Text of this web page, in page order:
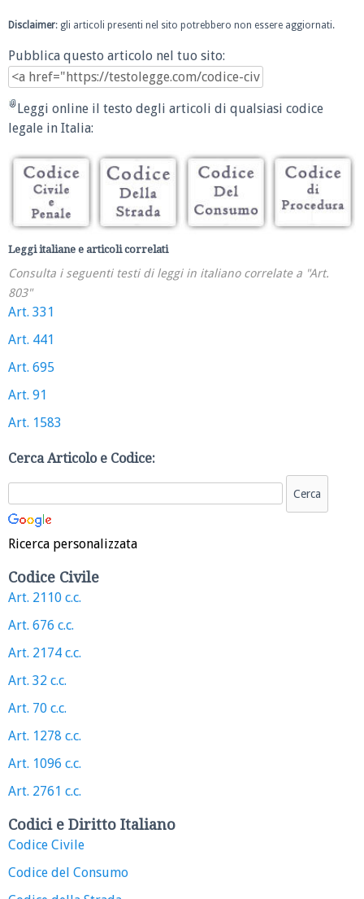
Disclaimer: gli articoli presenti nel sito potrebbero non essere aggiornati.
Pubblica questo articolo nel tuo sito:
Leggi online il testo degli articoli di qualsiasi codice
legale in Italia:
Leggi italiane e articoli correlati
Consulta i seguenti testi di leggi in italiano correlate a "Art.
803"
Art. 331
Art. 441
Art. 695
Art. 91
Art. 1583
Cerca Articolo e Codice:
Ricerca personalizzata
Codice Civile
Art. 2110 c.c.
Art. 676 c.c.
Art. 2174 c.c.
Art. 32 c.c.
Art. 70 c.c.
Art. 1278 c.c.
Art. 1096 c.c.
Art. 2761 c.c.
Codici e Diritto Italiano
Codice Civile
Codice del Consumo